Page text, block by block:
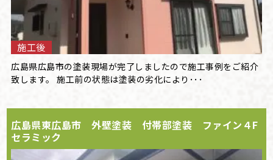
施工後
広島県広島市の塗装現場が完了しましたので施工事例をご紹介
致します。 施工前の状態は塗装の劣化により･･･
広島県東広島市 外壁塗装 付帯部塗装 ファイン４F
セラミック